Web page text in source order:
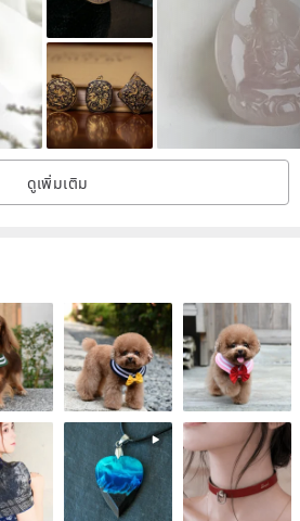
originates from the Greek word. Apatite
when heated (anciently
fire"). Legend has it that wearing it
with the divine, hence its popularity.
of colors, resembling a
hues including yellow to light yellow,
lengths (16 inches and 18 inches)
ดูเพิ่มเติม